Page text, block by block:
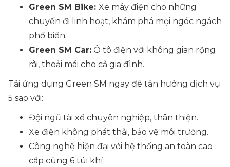
Green SM Bike: Xe máy điện cho những
chuyến đi linh hoạt, khám phá mọi ngóc ngách
phố biển.
Green SM Car: Ô tô điện với không gian rộng
rãi, thoải mái cho cả gia đình.
Tải ứng dụng Green SM ngay để tận hưởng dịch vụ
5 sao với:
Đội ngũ tài xế chuyên nghiệp, thân thiện.
Xe điện không phát thải, bảo vệ môi trường.
Công nghệ hiện đại với hệ thống an toàn cao
cấp cùng 6 túi khí.